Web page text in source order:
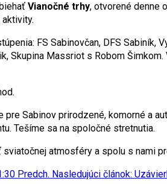
Vianočné trhy, otvorené denne
FS Sabinovčan, DFS Sabiník,
Skupina Massriot s Robom
Sabinov prirodzené, komorné a
Tešíme sa na spoločné stretnutia.
atmosféry a spolu s nami
Predch. Nasledujúci článok: